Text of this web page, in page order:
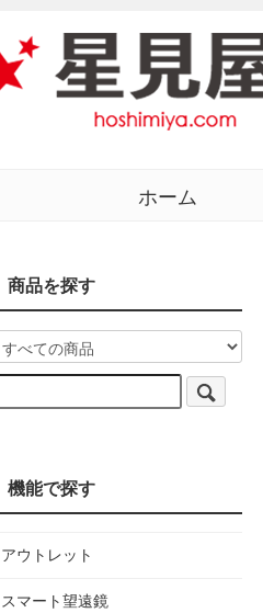
ホーム
商品を探す
機能で探す
アウトレット
スマート望遠鏡